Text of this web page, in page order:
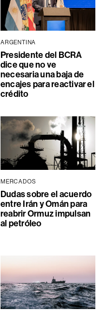
ARGENTINA
Presidente del BCRA
dice que no ve
necesaria una baja de
encajes para reactivar el
crédito
MERCADOS
Dudas sobre el acuerdo
entre Irán y Omán para
reabrir Ormuz impulsan
al petróleo